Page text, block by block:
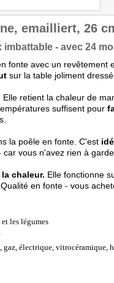
emailliert, 26
- avec 24
fonte avec un revêtement
sur la table joliment
Elle retient la chaleur de
suffisent pour
la poêle en fonte. C'est
vous n'avez rien à
chaleur. Elle fonctionne
en fonte - vous
les légumes
électrique, vitrocéramique,